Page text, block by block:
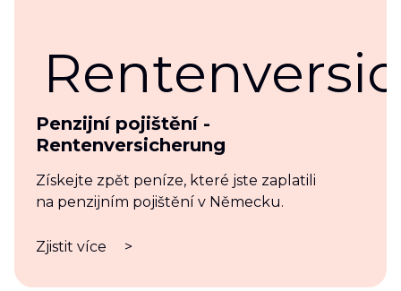
Penzijní pojištění -
Rentenversicherung
Získejte zpět peníze, které jste zaplatili
na penzijním pojištění v Německu.
Zjistit více >